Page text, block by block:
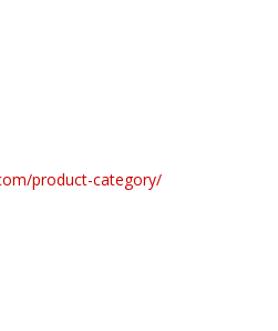
product-category/